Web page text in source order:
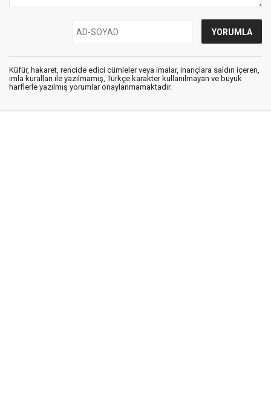
Küfür, hakaret, rencide edici cümleler veya imalar, inançlara saldırı içeren,
imla kuralları ile yazılmamış, Türkçe karakter kullanılmayan ve büyük
harflerle yazılmış yorumlar onaylanmamaktadır.